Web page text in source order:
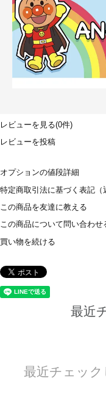
レビューを見る(0件)
レビューを投稿
オプションの値段詳細
特定商取引法に基づく表記（
この商品を友達に教える
この商品について問い合わせ
買い物を続ける
最近
最近チェッ